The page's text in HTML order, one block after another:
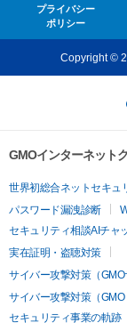
プライバシー
ポリシー
Copyright ©
GMOインターネット
世界初総合ネットセキュ
パスワード漏洩診断
セキュリティ相談AIチャ
実在証明・盗聴対策
サイバー攻撃対策（GMO
サイバー攻撃対策（GMO
セキュリティ事業の軌跡